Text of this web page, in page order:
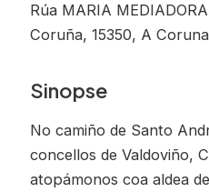
Rúa MARIA
Coruña, 15350, A Coruna
Sinopse
No camiño de Santo
concellos de Valdoviño,
atopámonos coa aldea